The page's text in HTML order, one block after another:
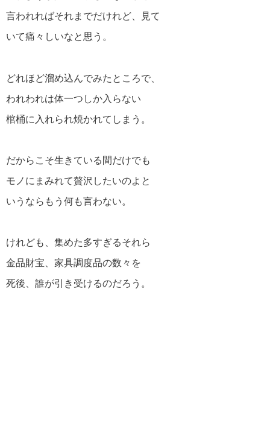
言われればそれまでだけれど、見て
いて痛々しいなと思う。
どれほど溜め込んでみたところで、
われわれは体一つしか入らない
棺桶に入れられ焼かれてしまう。
だからこそ生きている間だけでも
モノにまみれて贅沢したいのよと
いうならもう何も言わない。
けれども、集めた多すぎるそれら
金品財宝、家具調度品の数々を
死後、誰が引き受けるのだろう。